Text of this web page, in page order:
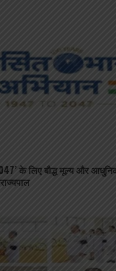
के लिए बौद्ध मूल्य और